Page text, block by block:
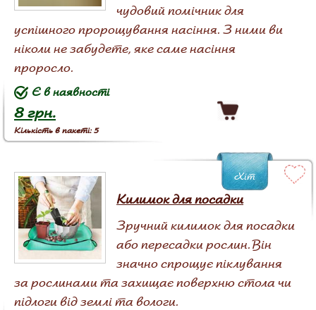
чудовий помічник для
успішного пророщування насіння. З ними ви
ніколи не забудете, яке саме насіння
проросло.
8 грн.
Є в наявності
Кількість в пакеті: 5
Килимок для посадки
Зручний килимок для посадки
або пересадки рослин. Він
значно спрощує піклування
за рослинами та захищає поверхню стола чи
підлоги від землі та вологи.
Хіт